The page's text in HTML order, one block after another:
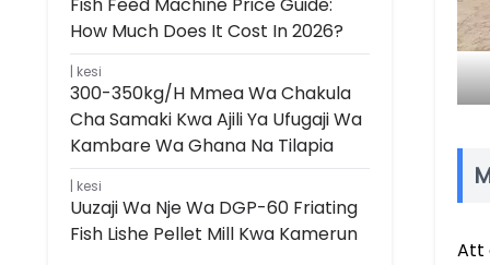
How Much Does It Cost In 2026?
kesi
300-350kg/h Mmea Wa Chakula
Cha Samaki Kwa Ajili Ya Ufugaji Wa
Kambare Wa Ghana Na Tilapia
kesi
Uuzaji Wa Nje Wa DGP-60 Friating
Fish Lishe Pellet Mill Kwa Kamerun
Att